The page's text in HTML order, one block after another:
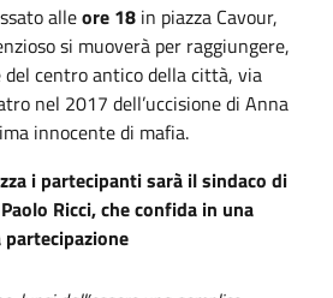
alleore 18 in piazza Cavour,
si muoverà per raggiungere,
centro antico della città, via
nel 2017 dell’uccisione di Anna
innocente di mafia.
i partecipanti sarà il sindaco di
Ricci, che confida in una